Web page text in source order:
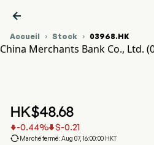

Accueil  Stock  03968.HK
China Merchants Bank Co., Ltd.
HK$48.68
-0.44% $-0.21
Marché fermé: Aug 07, 16:00:00 HKT